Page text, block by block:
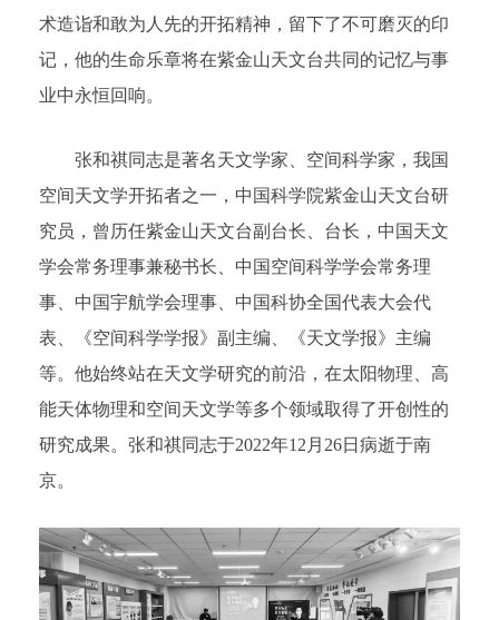
术造诣和敢为人先的开拓精神，留下了不可磨灭的印
记，他的生命乐章将在紫金山天文台共同的记忆与事
业中永恒回响。
张和祺同志是著名天文学家、空间科学家，我国
空间天文学开拓者之一，中国科学院紫金山天文台研
究员，曾历任紫金山天文台副台长、台长，中国天文
学会常务理事兼秘书长、中国空间科学学会常务理
事、中国宇航学会理事、中国科协全国代表大会代
表、《空间科学学报》副主编、《天文学报》主编
等。他始终站在天文学研究的前沿，在太阳物理、高
能天体物理和空间天文学等多个领域取得了开创性的
研究成果。张和祺同志于2022年12月26日病逝于南
京。